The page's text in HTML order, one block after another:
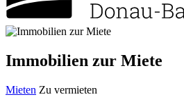
Immobilien zur Miete
Mieten Zu vermieten